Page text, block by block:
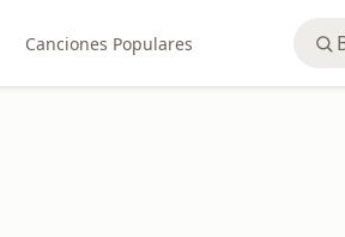
Canciones Populares